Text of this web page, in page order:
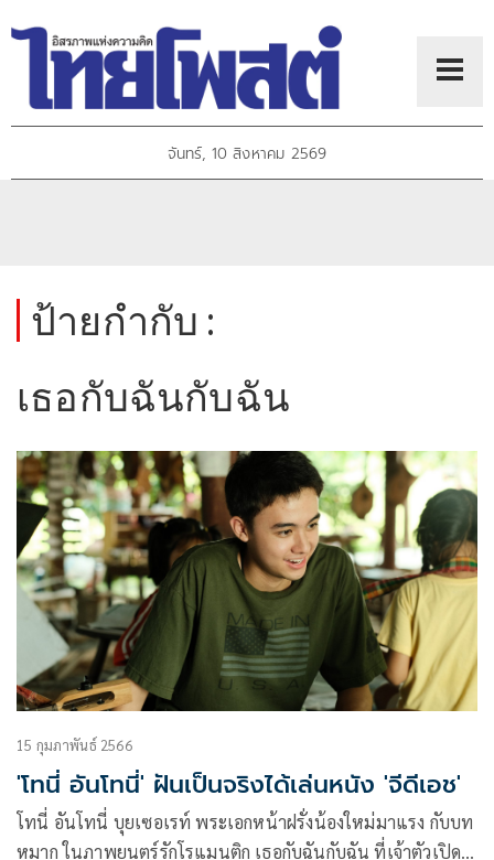
จันทร์, 10 สิงหาคม 2569
ป้ายกำกับ :
เธอกับฉันกับฉัน
15 กุมภาพันธ์ 2566
'โทนี่ อันโทนี่' ฝันเป็นจริงได้เล่นหนัง 'จีดีเอช'
โทนี่ อันโทนี่ บุยเซอเรท์ พระเอกหน้าฝรั่งน้องใหม่มาแรง กับบท
หมาก ในภาพยนตร์รักโรแมนติก เธอกับฉันกับฉัน ที่เจ้าตัวเปิด